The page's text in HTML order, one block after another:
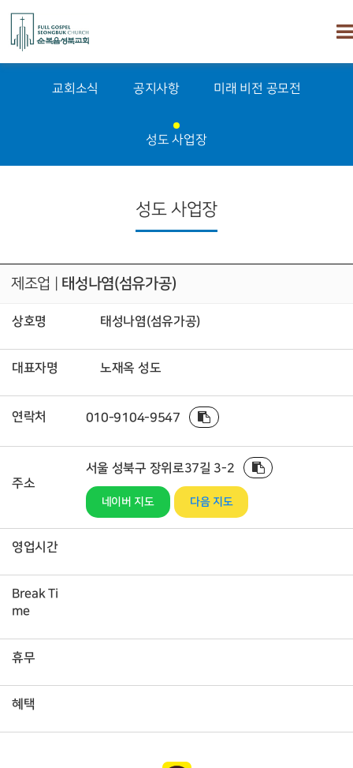
교회소식 공지사항 미래 비전 공모전
성도 사업장
성도 사업장
제조업 태성나염(섬유가공)
상호명 태성나염(섬유가공)
대표자명 노재옥 성도
연락처 010-9104-9547
주소
서울 성북구 장위로37길 3-2
네이버 지도 다음 지도
영업시간
Break Ti
me
휴무
혜택